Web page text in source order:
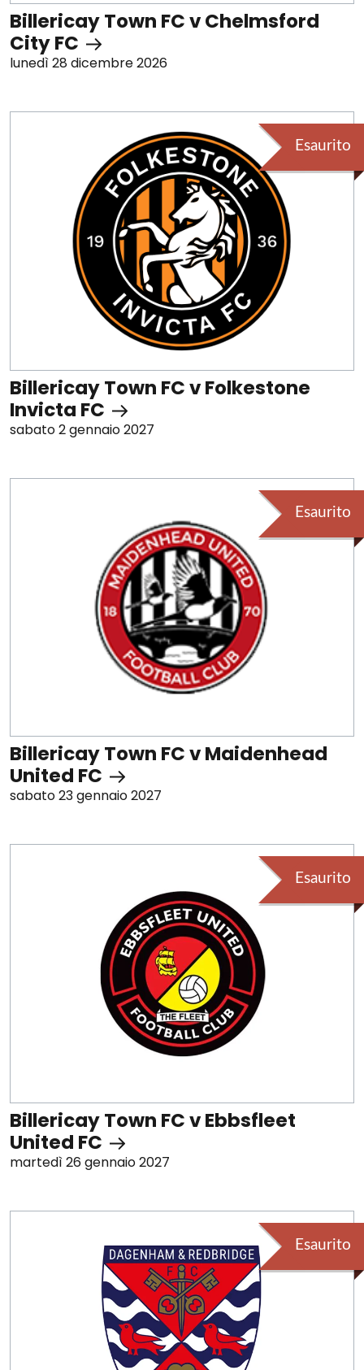
Billericay Town FC v Chelmsford
City FC
lunedì 28 dicembre 2026
Esaurito
Billericay Town FC v Folkestone
Invicta FC
sabato 2 gennaio 2027
Esaurito
Billericay Town FC v Maidenhead
United FC
sabato 23 gennaio 2027
Esaurito
Billericay Town FC v Ebbsfleet
United FC
martedì 26 gennaio 2027
Esaurito